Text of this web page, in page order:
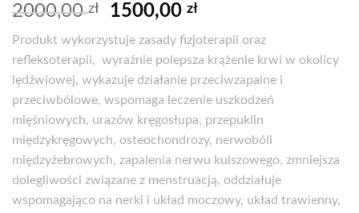
2000,00zł
Pierwotna
wynosiła:
2000,00 zł.
1500,00złAktualna
wynosi:
1500,00 zł.
Produkt wykorzystuje zasady fizjoterapii oraz
refleksoterapii, wyraźnie polepsza krążenie krwi w okolicy
lędźwiowej, wykazuje działanie przeciwzapalne i
przeciwbólowe, wspomaga leczenie uszkodzeń
mięśniowych, urazów kręgosłupa, przepuklin
międzykręgowych, osteochondrozy, nerwobóli
międzyżebrowych, zapalenia nerwu kulszowego, zmniejsza
dolegliwości związane z menstruacją, oddziałuje
wspomagająco na nerki i układ moczowy, układ trawienny,